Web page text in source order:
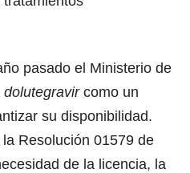
pasado el Ministerio de
dolutegravir como un
su disponibilidad.
Resolución 01579 de
de la licencia, la